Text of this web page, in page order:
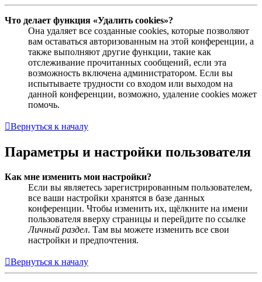
Что делает функция «Удалить cookies»?
Она удаляет все созданные cookies, которые позволяют
вам оставаться авторизованным на этой конференции, а
также выполняют другие функции, такие как
отслеживание прочитанных сообщений, если эта
возможность включена администратором. Если вы
испытываете трудности со входом или выходом на
данной конференции, возможно, удаление cookies может
помочь.
Вернуться к началу
Параметры и настройки пользователя
Как мне изменить мои настройки?
Если вы являетесь зарегистрированным пользователем,
все ваши настройки хранятся в базе данных
конференции. Чтобы изменить их, щёлкните на имени
пользователя вверху страницы и перейдите по ссылке
Личный раздел. Там вы можете изменить все свои
настройки и предпочтения.
Вернуться к началу